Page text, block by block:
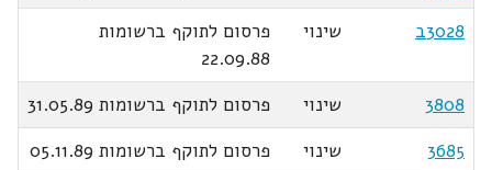
3028ב
שינוי
פרסום לתוקף ברשומות
22.09.88
3808
שינוי
פרסום לתוקף ברשומות 31.05.89
3685
שינוי
פרסום לתוקף ברשומות 05.11.89